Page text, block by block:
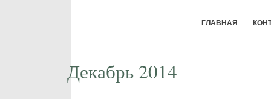
ГЛАВНАЯ
Декабрь 2014